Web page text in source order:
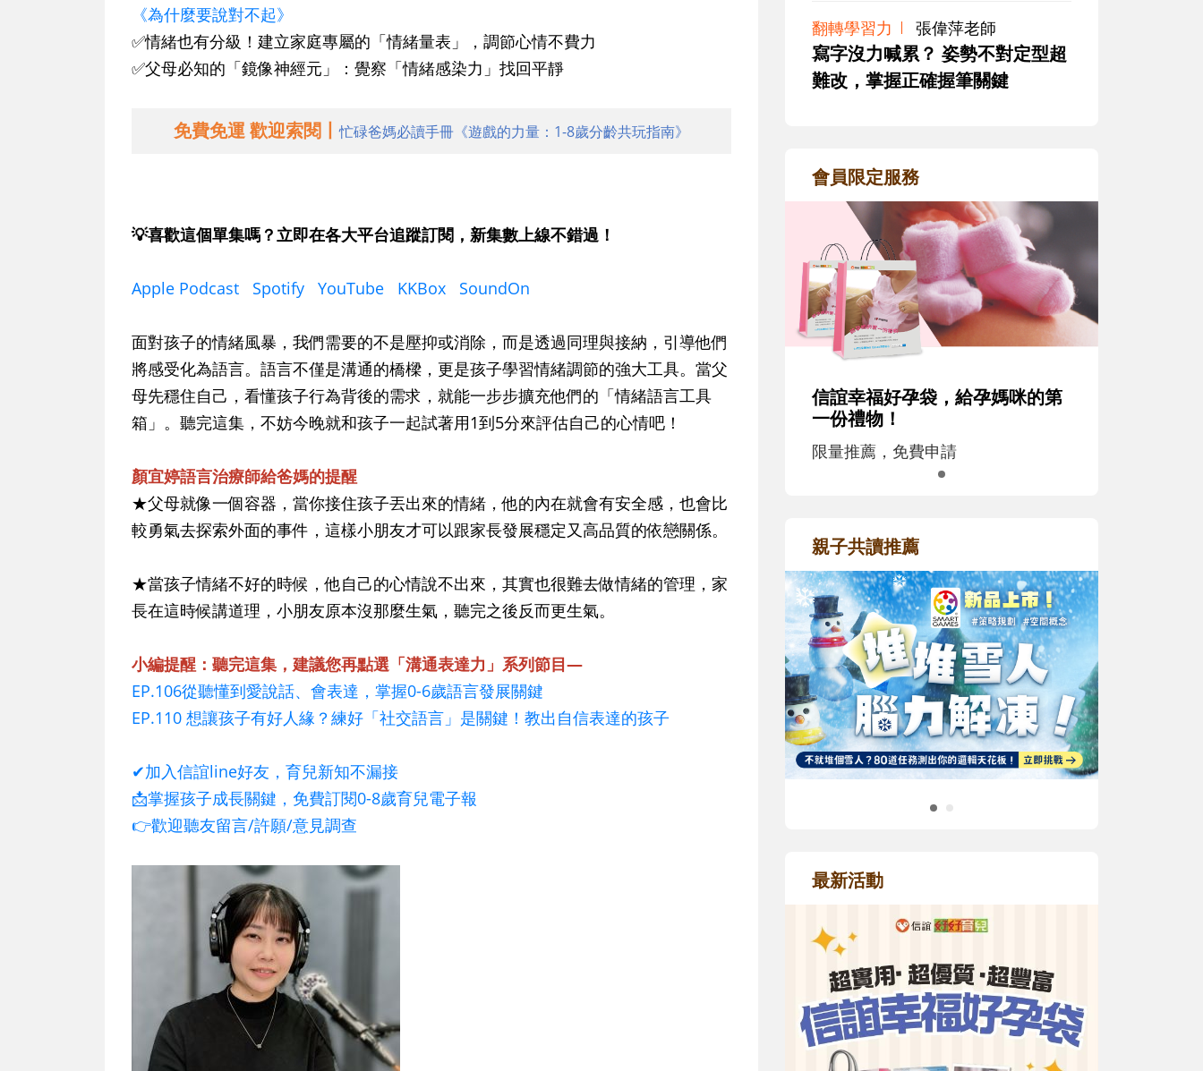
《為什麼要說對不起》
✅情緒也有分級！建立家庭專屬的「情緒量表」，調節心情不費力
✅父母必知的「鏡像神經元」：覺察「情緒感染力」找回平靜
免費免運 歡迎索閱丨忙碌爸媽必讀手冊《遊戲的力量：1-8歲分齡共玩指南》
💡喜歡這個單集嗎？立即在各大平台追蹤訂閱，新集數上線不錯過！
Apple Podcast Spotify YouTube KKBox SoundOn
面對孩子的情緒風暴，我們需要的不是壓抑或消除，而是透過同理與接納，引導他們
將感受化為語言。語言不僅是溝通的橋樑，更是孩子學習情緒調節的強大工具。當父
母先穩住自己，看懂孩子行為背後的需求，就能一步步擴充他們的「情緒語言工具
箱」。聽完這集，不妨今晚就和孩子一起試著用1到5分來評估自己的心情吧！
顏宜婷語言治療師給爸媽的提醒
★父母就像一個容器，當你接住孩子丟出來的情緒，他的內在就會有安全感，也會比
較勇氣去探索外面的事件，這樣小朋友才可以跟家長發展穩定又高品質的依戀關係。
★當孩子情緒不好的時候，他自己的心情說不出來，其實也很難去做情緒的管理，家
長在這時候講道理，小朋友原本沒那麼生氣，聽完之後反而更生氣。
小編提醒：聽完這集，建議您再點選「溝通表達力」系列節目—
EP.106從聽懂到愛說話、會表達，掌握0-6歲語言發展關鍵
EP.110 想讓孩子有好人緣？練好「社交語言」是關鍵！教出自信表達的孩子
✔加入信誼line好友，育兒新知不漏接
📩掌握孩子成長關鍵，免費訂閱0-8歲育兒電子報
👉歡迎聽友留言/許願/意見調查
翻轉學習力 張偉萍老師
寫字沒力喊累？ 姿勢不對定型超
難改，掌握正確握筆關鍵
會員限定服務
信誼幸福好孕袋，給孕媽咪的第
一份禮物！
限量推薦，免費申請
親子共讀推薦
最新活動